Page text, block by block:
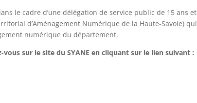
le cadre d’une délégation de service public de 15 ans et
d’Aménagement Numérique de la Haute-Savoie) qui
numérique du département.
sur le site du SYANE en cliquant sur le lien suivant :